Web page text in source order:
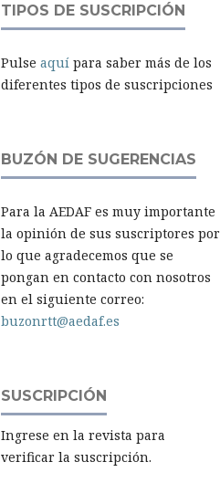
TIPOS DE SUSCRIPCIÓN
Pulse aquí para saber más de los
diferentes tipos de suscripciones
BUZÓN DE SUGERENCIAS
Para la AEDAF es muy importante
la opinión de sus suscriptores por
lo que agradecemos que se
pongan en contacto con nosotros
en el siguiente correo:
buzonrtt@aedaf.es
SUSCRIPCIÓN
Ingrese en la revista para
verificar la suscripción.